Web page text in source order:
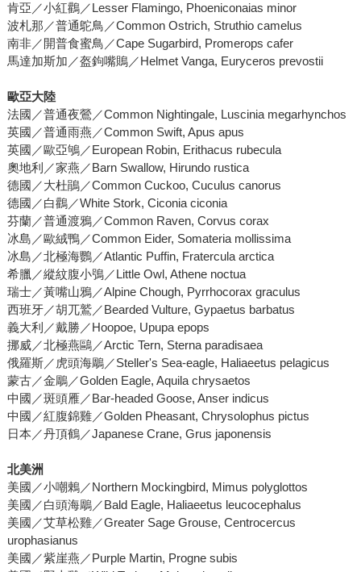
肯亞／小紅鸛／Lesser Flamingo, Phoeniconaias minor
波札那／普通鴕鳥／Common Ostrich, Struthio camelus
南非／開普食蜜鳥／Cape Sugarbird, Promerops cafer
馬達加斯加／盔鉤嘴鵙／Helmet Vanga, Euryceros prevostii
歐亞大陸
法國／普通夜鶯／Common Nightingale, Luscinia megarhynchos
英國／普通雨燕／Common Swift, Apus apus
英國／歐亞鴝／European Robin, Erithacus rubecula
奧地利／家燕／Barn Swallow, Hirundo rustica
德國／大杜鵑／Common Cuckoo, Cuculus canorus
德國／白鸛／White Stork, Ciconia ciconia
芬蘭／普通渡鴉／Common Raven, Corvus corax
冰島／歐絨鴨／Common Eider, Somateria mollissima
冰島／北極海鸚／Atlantic Puffin, Fratercula arctica
希臘／縱紋腹小鴞／Little Owl, Athene noctua
瑞士／黃嘴山鴉／Alpine Chough, Pyrrhocorax graculus
西班牙／胡兀鷲／Bearded Vulture, Gypaetus barbatus
義大利／戴勝／Hoopoe, Upupa epops
挪威／北極燕鷗／Arctic Tern, Sterna paradisaea
俄羅斯／虎頭海鵰／Steller's Sea-eagle, Haliaeetus pelagicus
蒙古／金鵰／Golden Eagle, Aquila chrysaetos
中國／斑頭雁／Bar-headed Goose, Anser indicus
中國／紅腹錦雞／Golden Pheasant, Chrysolophus pictus
日本／丹頂鶴／Japanese Crane, Grus japonensis
北美洲
美國／小嘲鶇／Northern Mockingbird, Mimus polyglottos
美國／白頭海鵰／Bald Eagle, Haliaeetus leucocephalus
美國／艾草松雞／Greater Sage Grouse, Centrocercus
urophasianus
美國／紫崖燕／Purple Martin, Progne subis